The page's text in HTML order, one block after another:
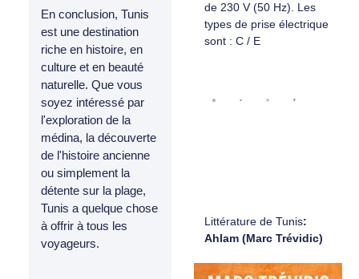
En conclusion, Tunis
est une destination
riche en histoire, en
culture et en beauté
naturelle. Que vous
soyez intéressé par
l'exploration de la
médina, la découverte
de l'histoire ancienne
ou simplement la
détente sur la plage,
Tunis a quelque chose
à offrir à tous les
voyageurs.
de 230 V (50 Hz). Les
types de prise électrique
sont : C / E
Littérature de Tunis:
Ahlam (Marc Trévidic)